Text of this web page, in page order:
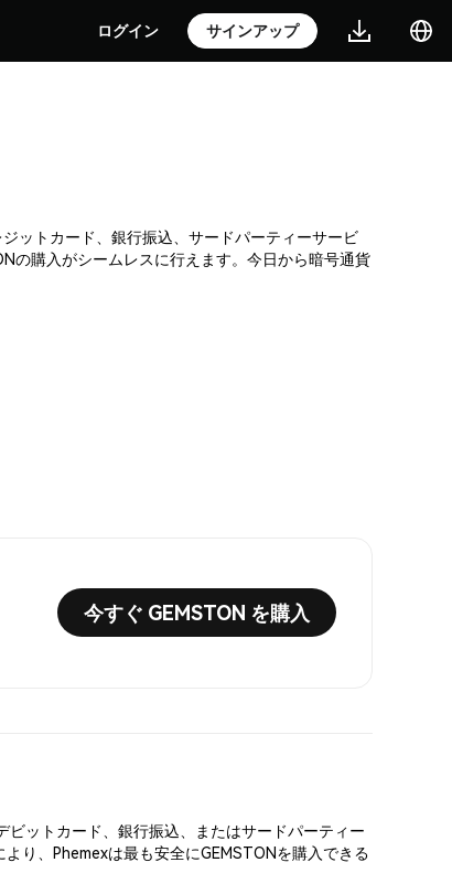
ログイン サインアップ
ットカード、銀行振込、サードパーティーサービ
の購入がシームレスに行えます。今日から暗号通貨
今すぐ GEMSTON を購入
ットカード、銀行振込、またはサードパーティー
り、Phemexは最も安全にGEMSTONを購入できる